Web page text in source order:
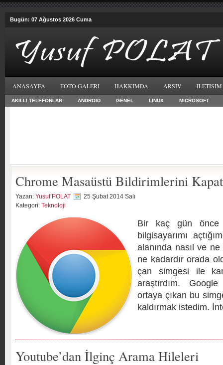
Bugün: 07 Ağustos 2026 Cuma
ANASAYFA FOTO GALERI HAKKIMDA ARSIV ILETISIM
AKILLI TELEFONLAR ANDROID GENEL LINUX MICROSOFT
Chrome Masaüstü Bildirimlerini
Yazan: Yusuf POLAT
25 Şubat 2014 Salı
Kategori: Teknoloji
Bir kaç gün
bilgisayarımı
alanında nasıl ve
ne kadardır orada
çan simgesi ile
araştırdım.
ortaya çıkan bu
kaldırmak istedim.
Youtube’dan İlginç Arama Hileleri